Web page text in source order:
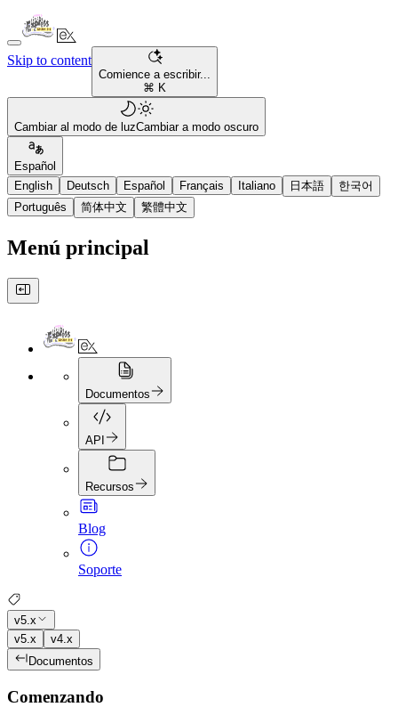
Skip to content
Comience a escribir...
⌘ K
Cambiar al modo de luzCambiar a modo oscuro
Español
English
Deutsch Español Français Italiano 日本語
한국어
Português
简体中文 繁體中文
Menú principal
Documentos
API
Recursos
Blog
Soporte
v5.x
v5.x
v4.x
Documentos
Comenzando